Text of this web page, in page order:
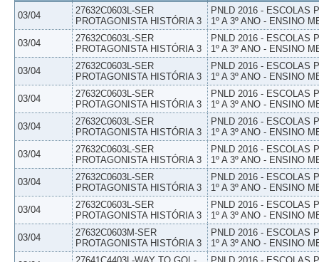
03/04
27632C0603L-SER
PROTAGONISTA HISTÓRIA 3
PNLD 2016 - ESCOLAS
1º A 3º ANO - ENSINO
03/04
27632C0603L-SER
PROTAGONISTA HISTÓRIA 3
PNLD 2016 - ESCOLAS
1º A 3º ANO - ENSINO
03/04
27632C0603L-SER
PROTAGONISTA HISTÓRIA 3
PNLD 2016 - ESCOLAS
1º A 3º ANO - ENSINO
03/04
27632C0603L-SER
PROTAGONISTA HISTÓRIA 3
PNLD 2016 - ESCOLAS
1º A 3º ANO - ENSINO
03/04
27632C0603L-SER
PROTAGONISTA HISTÓRIA 3
PNLD 2016 - ESCOLAS
1º A 3º ANO - ENSINO
03/04
27632C0603L-SER
PROTAGONISTA HISTÓRIA 3
PNLD 2016 - ESCOLAS
1º A 3º ANO - ENSINO
03/04
27632C0603L-SER
PROTAGONISTA HISTÓRIA 3
PNLD 2016 - ESCOLAS
1º A 3º ANO - ENSINO
03/04
27632C0603L-SER
PROTAGONISTA HISTÓRIA 3
PNLD 2016 - ESCOLAS
1º A 3º ANO - ENSINO
03/04
27632C0603M-SER
PROTAGONISTA HISTÓRIA 3
PNLD 2016 - ESCOLAS
1º A 3º ANO - ENSINO